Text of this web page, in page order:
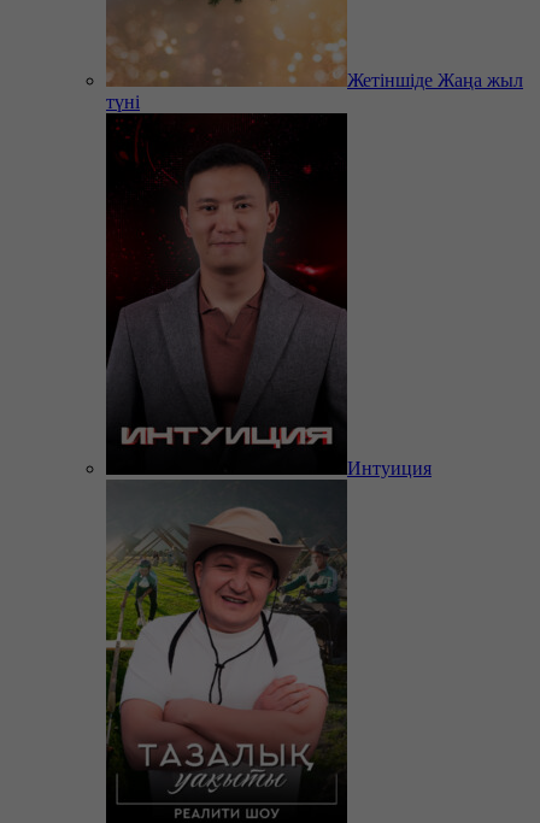
Жетіншіде Жаңа жыл
түні
Интуиция